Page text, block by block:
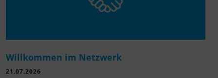
Willkommen im Netzwerk
21.07.2026